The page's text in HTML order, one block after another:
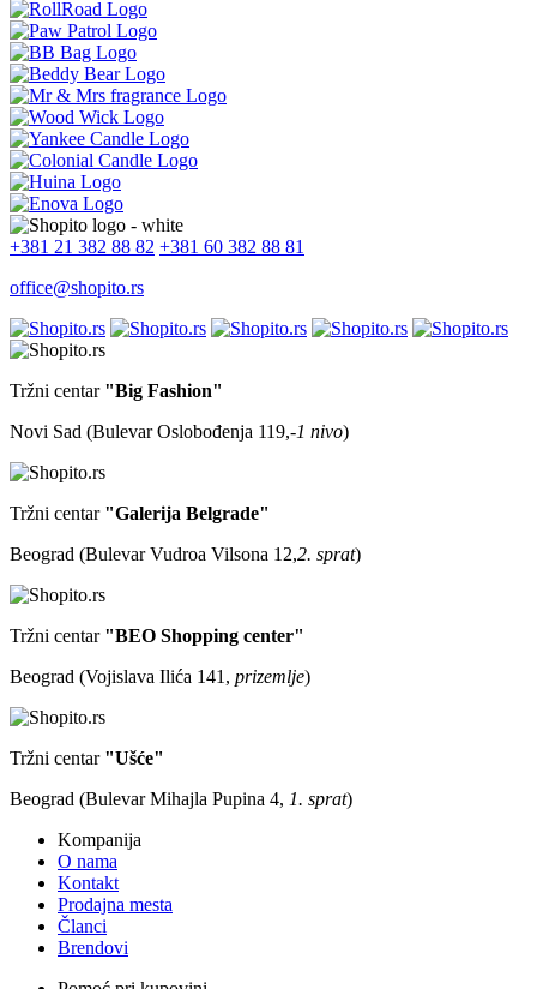
+381 21 382 88 82 +381 60 382 88 81
office@shopito.rs
Tržni centar "Big Fashion"
Novi Sad (Bulevar Oslobođenja 119,-1 nivo)
Tržni centar "Galerija Belgrade"
Beograd (Bulevar Vudroa Vilsona 12,2. sprat)
Tržni centar "BEO Shopping center"
Beograd (Vojislava Ilića 141, prizemlje)
Tržni centar "Ušće"
Beograd (Bulevar Mihajla Pupina 4, 1. sprat)
Kompanija
O nama
Kontakt
Prodajna mesta
Članci
Brendovi